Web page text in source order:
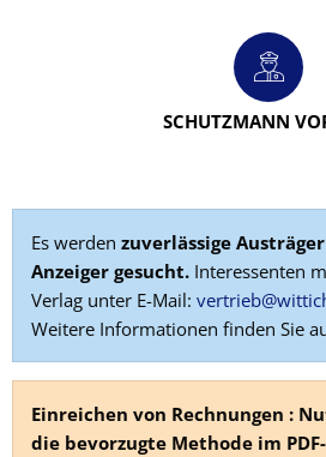
SCHUTZMANN
Es werden zuverlässige
Anzeiger gesucht. Interessenten
Verlag unter E-Mail:
Weitere Informationen finden Sie
Einreichen von Rechnungen :
die bevorzugte Methode im